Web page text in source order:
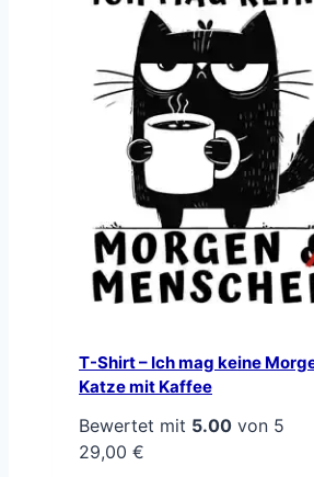
T-Shirt – Ich mag keine
Katze mit Kaffee
Bewertet mit 5.00 von 5
29,00 €